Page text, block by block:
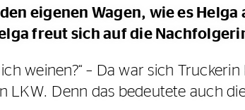
eigenen Wagen, wie es
freut sich auf die
weinen?“ – Da war sich
LKW. Denn das bedeutete auch